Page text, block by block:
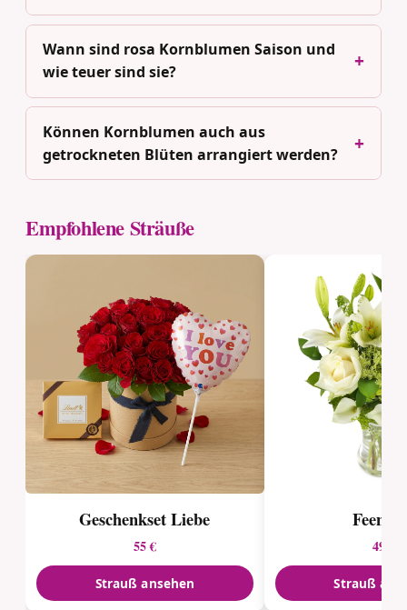
Wann sind rosa Kornblumen Saison und
wie teuer sind sie?
Können Kornblumen auch aus
getrockneten Blüten arrangiert werden?
Empfohlene Sträuße
Geschenkset Liebe
55 €
Strauß ansehen
49 €
Strauß